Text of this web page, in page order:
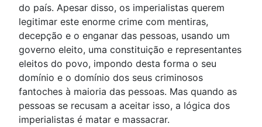
do país. Apesar disso, os imperialistas querem
legitimar este enorme crime com mentiras,
decepção e o enganar das pessoas, usando um
governo eleito, uma constituição e representantes
eleitos do povo, impondo desta forma o seu
domínio e o domínio dos seus criminosos
fantoches à maioria das pessoas. Mas quando as
pessoas se recusam a aceitar isso, a lógica dos
imperialistas é matar e massacrar.